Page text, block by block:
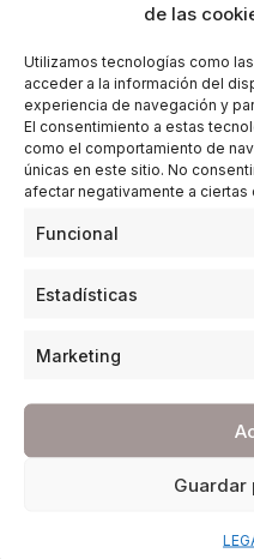
de las
Utilizamos tecnologías como
acceder a la información del
experiencia de navegación y
El consentimiento a estas
como el comportamiento de
únicas en este sitio. No
afectar negativamente a
Funcional
Estadísticas
Marketing
Guardar
CULTURA,ESTILO DE VIDA
15 de agosto: por
POR REDACCIÓN URBANITY
Contacto